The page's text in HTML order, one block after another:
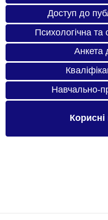
Доступ до
Психологічна та
Анкета
Навчально-